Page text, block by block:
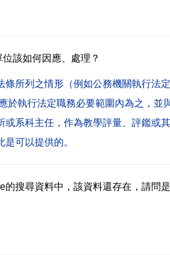
該如何因應、處理？
所列之情形（例如公務機關執行法
於執行法定職務必要範圍內為之，並
系科主任，作為教學評量、評鑑或其
可以提供的。
搜尋資料中，該資料還存在，請問